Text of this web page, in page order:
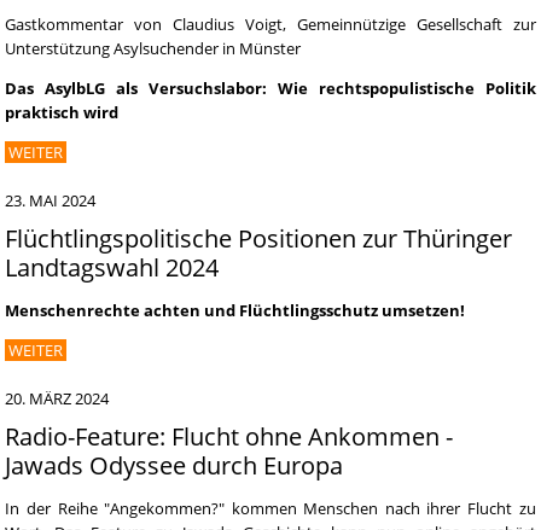
Gastkommentar von Claudius Voigt, Gemeinnützige Gesellschaft zur
Unterstützung Asylsuchender in Münster
Das AsylbLG als Versuchslabor: Wie rechtspopulistische Politik
praktisch wird
WEITER
23. MAI 2024
Flüchtlingspolitische Positionen zur Thüringer
Landtagswahl 2024
Menschenrechte achten und Flüchtlingsschutz umsetzen!
WEITER
20. MÄRZ 2024
Radio-Feature: Flucht ohne Ankommen -
Jawads Odyssee durch Europa
In der Reihe "Angekommen?" kommen Menschen nach ihrer Flucht zu